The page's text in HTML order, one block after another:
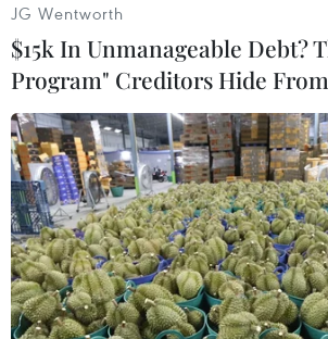
Nga hoan nghênh quyết
quân khỏi Syria
20/12/2018 11:54
Trả lời câu hỏi của phóng viên báo
(Mỹ), Tổng thống Nga Vladimir Putin
JG Wentworth
$15k In Unmanageable Debt?
Program" Creditors Hide